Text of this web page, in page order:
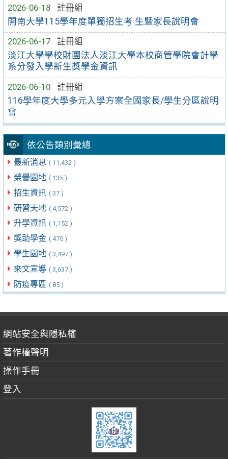
2026-06-18
註冊組
開南大學115學年度單獨招生考 生暨家長說明會
2026-06-17
註冊組
淡江大學學校財團法人淡江大學本校商管學院會計學
系分發入學新生獎學金資訊
2026-06-10
註冊組
116學年度大學多元入學方案全國家長/學生分區說明
會
依公告類別彙總
最新消息 ( 11,432 )
榮譽園地 ( 135 )
招生資訊 ( 37 )
研習天地 ( 4,572 )
升學資訊 ( 1,152 )
獎助學金 ( 470 )
學生園地 ( 3,497 )
來文宣導 ( 3,637 )
防疫專區 ( 85 )
網站安全與隱私權
著作權聲明
操作手冊
登入